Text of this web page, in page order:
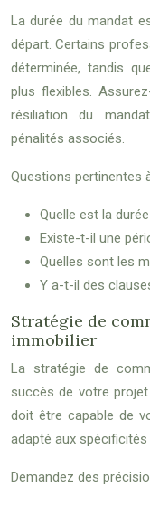
La durée du mandat
départ. Certains
déterminée, tandis
plus flexibles.
résiliation du
pénalités associés.
Questions pertinentes
Quelle est la
Existe-t-il une
Quelles sont les
Y a-t-il des
Stratégie de
immobilier
La stratégie de
succès de votre
doit être capable de
adapté aux
Demandez des